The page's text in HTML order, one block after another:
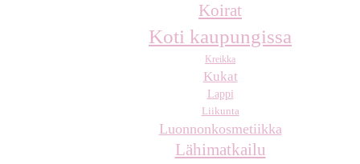
Koirat
Koti kaupungissa
Kreikka
Kukat
Lappi
Liikunta
Luonnonkosmetiikka
Lähimatkailu